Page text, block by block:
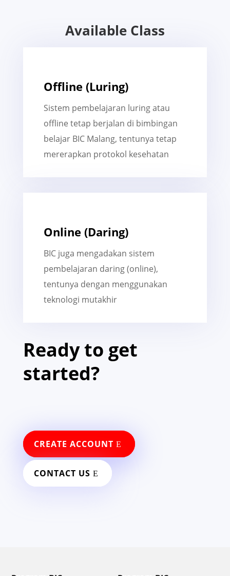
Available Class
Offline (Luring)
Sistem pembelajaran luring atau
offline tetap berjalan di bimbingan
belajar BIC Malang, tentunya tetap
mererapkan protokol kesehatan
Online (Daring)
BIC juga mengadakan sistem
pembelajaran daring (online),
tentunya dengan menggunakan
teknologi mutakhir
Ready to get
started?
CREATE ACCOUNT
CONTACT US